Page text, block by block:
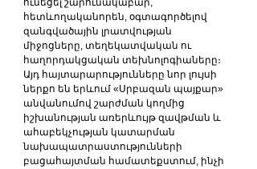
ունեցել շարունակաբար,
հետևողականորեն, օգտագործելով
զանգվածային լրատվության
միջոցները, տեղեկատվական ու
հաղորդակցական տեխնոլոգիաները։
Այդ հայտարարությունները նոր լույսի
ներքո են երևում «Սրբազան պայքար»
անվանումով շարժման կողմից
իշխանության առերևույթ զավթման և
ահաբեկչության կատարման
նախապատրաստությունների
բացահայտման համատեքստում, ինչի